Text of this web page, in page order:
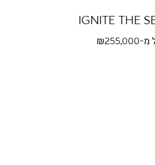
IGNITE THE
מ-₪255,000